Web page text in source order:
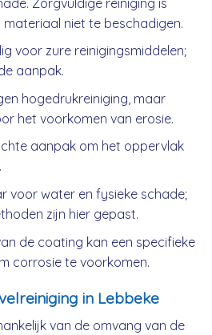
niet te beschadigen.
voor zure reinigingsmiddelen;
aanpak.
hogedrukreiniging, maar
het voorkomen van erosie.
aanpak om het oppervlak
voor water en fysieke schade;
zijn hier gepast.
de coating kan een specifieke
corrosie te voorkomen.
in Lebbeke
van de omvang van de